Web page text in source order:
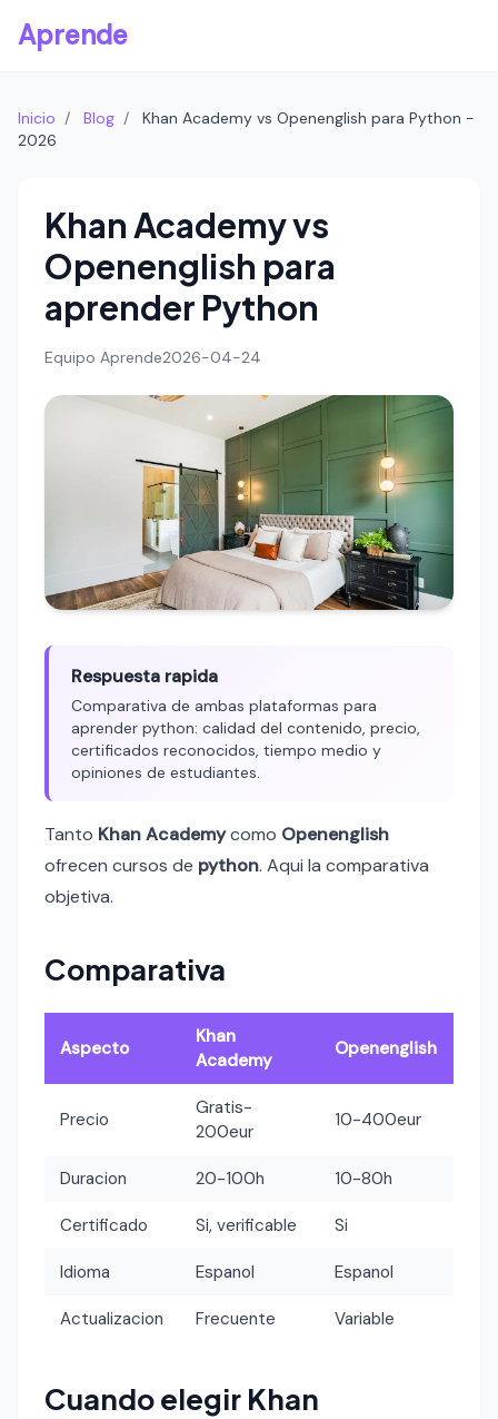
Aprende
Inicio / Blog /
Khan Academy vs Openenglish para Python -
2026
Khan Academy vs
Openenglish para
aprender Python
Equipo Aprende2026-04-24
Respuesta rapida
Comparativa de ambas plataformas para
aprender python: calidad del contenido, precio,
certificados reconocidos, tiempo medio y
opiniones de estudiantes.
Tanto Khan Academycomo Openenglish
ofrecen cursos de python. Aqui la comparativa
objetiva.
Comparativa
Aspecto
Khan
Academy
Openenglish
Precio
Gratis-
200eur
10-400eur
Duracion 20-100h 10-80h
Certificado Si, verificable Si
Idioma Espanol Espanol
Actualizacion Frecuente Variable
Cuando elegir Khan